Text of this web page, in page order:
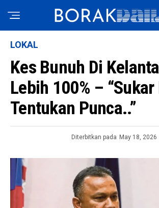
LOKAL
Kes Bunuh Di
Lebih 100% –
Tentukan Punca..”
Diterbitkan pada May 18, 2026